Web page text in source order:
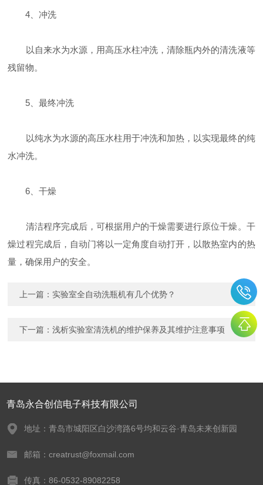
4、冲洗
以自来水为水源，用高压水柱冲洗，清除瓶内外的清洗液等
残留物。
5、最终冲洗
以纯水为水源的高压水柱用于冲洗和加热，以实现最终的纯
水冲洗。
6、干燥
清洁程序完成后，可根据用户的干燥需要进行原位干燥。干
燥过程完成后，自动门将以一定角度自动打开，以散热室内的热
量，确保用户的安全。
上一篇： 实验室全自动洗瓶机有几个优势？
下一篇：浅析实验室清洗机的维护保养及其维护注意事项
青岛永合创信电子科技有限公司
地址：青岛市城阳区白沙湾路6号均和云谷·青岛未来创新园
邮箱：creatrust@foxmail.com
传真：86-0532-89082258